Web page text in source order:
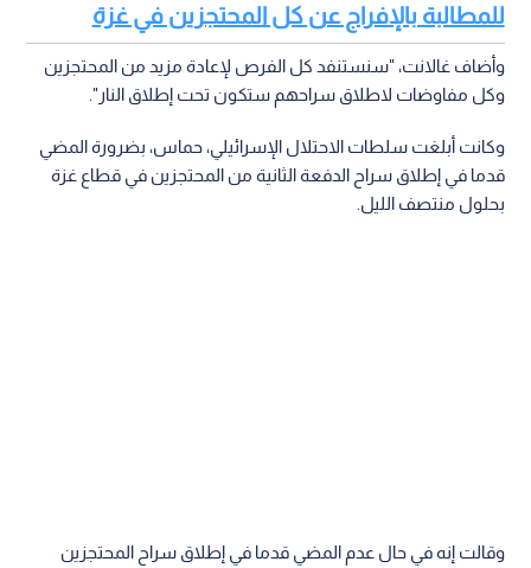
للمطالبة بالإفراج عن كل المحتجزين في غزة
وأضاف غالانت، "سنستنفد كل الفرص لإعادة مزيد من المحتجزين
وكل مفاوضات لاطلاق سراحهم ستكون تحت إطلاق النار".
وكانت أبلغت سلطات الاحتلال الإسرائيلي، حماس، بضرورة المضي
قدما في إطلاق سراح الدفعة الثانية من المحتجزين في قطاع غزة
بحلول منتصف الليل.
وقالت إنه في حال عدم المضي قدما في إطلاق سراح المحتجزين